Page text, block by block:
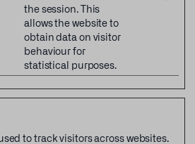
the session. This
allows the website to
obtain data on visitor
behaviour for
statistical purposes.
to track visitors across websites.